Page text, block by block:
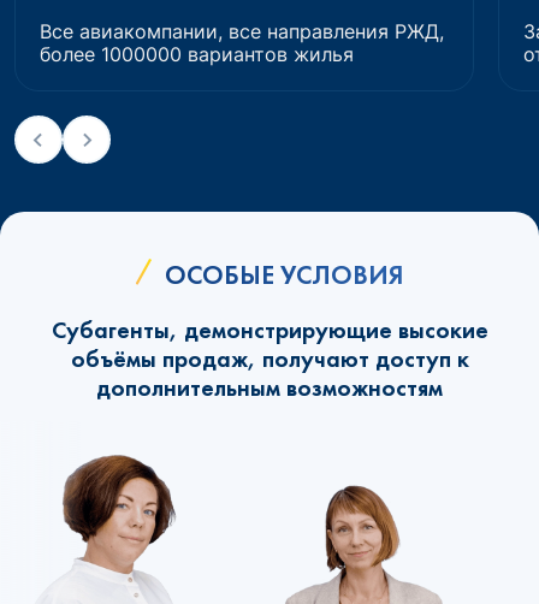
Все авиакомпании, все направления РЖД,
более 1000000 вариантов жилья
ОСОБЫЕ УСЛОВИЯ
Субагенты, демонстрирующие высокие
объёмы продаж, получают доступ к
дополнительным возможностям